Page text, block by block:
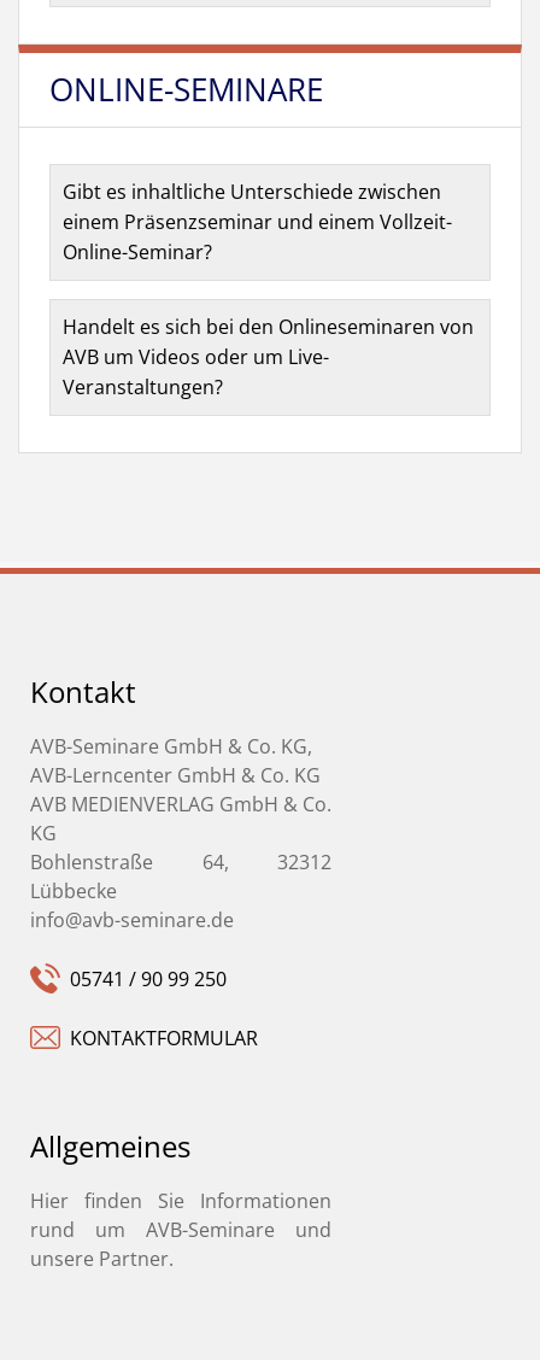
ONLINE-SEMINARE
Gibt es inhaltliche Unterschiede zwischen
einem Präsenzseminar und einem Vollzeit-
Online-Seminar?
Handelt es sich bei den Onlineseminaren von
AVB um Videos oder um Live-
Veranstaltungen?
Kontakt
AVB-Seminare GmbH & Co. KG,
AVB-Lerncenter GmbH & Co. KG
AVB MEDIENVERLAG GmbH & Co.
KG
Bohlenstraße 64, 32312
Lübbecke
info@avb-seminare.de
05741 / 90 99 250
KONTAKTFORMULAR
Allgemeines
Hier finden Sie Informationen
rund um AVB-Seminare und
unsere Partner.